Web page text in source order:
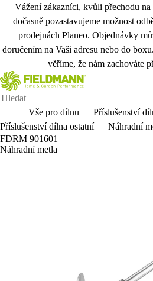
Vážení zákazníci, kvůli přechodu
dočasně pozastavujeme možnost
prodejnách Planeo. Objednávky
doručením na Vaši adresu nebo do
věříme, že nám zachováte
Vše pro dílnu
Příslušenství
Příslušenství dílna ostatní
Náhradní
FDRM 901601
Náhradní metla